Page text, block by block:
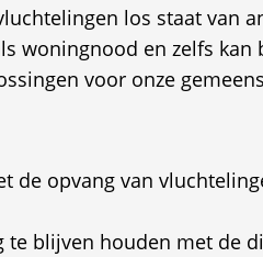
los staat van
woningnood en zelfs kan
voor onze
de opvang van
te blijven houden met de